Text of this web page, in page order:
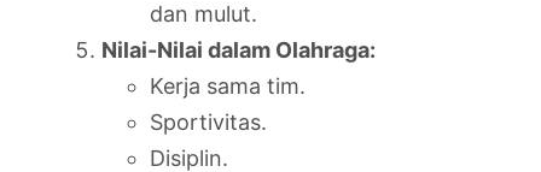
dan mulut.
Nilai-Nilai dalam Olahraga:
Kerja sama tim.
Sportivitas.
Disiplin.